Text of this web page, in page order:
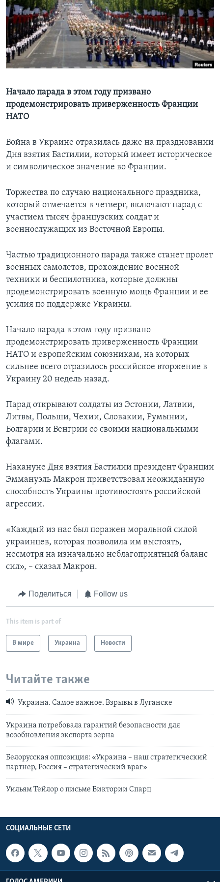
Learning English
СОЦИАЛЬНЫЕ СЕТИ
Языки
Начало парада в этом году призвано
продемонстрировать приверженность Франции
НАТО
Война в Украине отразилась даже на праздновании
Дня взятия Бастилии, который имеет историческое
и символическое значение во Франции.
Торжества по случаю национального праздника,
который отмечается в четверг, включают парад с
участием тысяч французских солдат и
военнослужащих из Восточной Европы.
Частью традиционного парада также станет пролет
военных самолетов, прохождение военной
техники и беспилотника, которые должны
продемонстрировать военную мощь Франции и ее
усилия по поддержке Украины.
Начало парада в этом году призвано
продемонстрировать приверженность Франции
НАТО и европейским союзникам, на которых
сильнее всего отразилось российское вторжение в
Украину 20 недель назад.
Парад открывают солдаты из Эстонии, Латвии,
Литвы, Польши, Чехии, Словакии, Румынии,
Болгарии и Венгрии со своими национальными
флагами.
Накануне Дня взятия Бастилии президент Франции
Эммануэль Макрон приветствовал неожиданную
способность Украины противостоять российской
агрессии.
«Каждый из нас был поражен моральной силой
украинцев, которая позволила им выстоять,
несмотря на изначально неблагоприятный баланс
сил», – сказал Макрон.
Поделиться Follow us
This item is part of
В мире Украина Новости
Читайте также
Украина. Самое важное. Взрывы в Луганске
Украина потребовала гарантий безопасности для
возобновления экспорта зерна
Белорусская оппозиция: «Украина – наш стратегический
партнер, Россия – стратегический враг»
Уильям Тейлор о письме Виктории Спарц
СОЦИАЛЬНЫЕ СЕТИ